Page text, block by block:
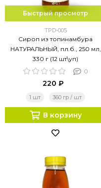
Быстрый просмотр
TPD-005
Сироп из топинамбура
НАТУРАЛЬНЫЙ, пл.б., 250 мл,
330 г (12 шт\уп)
0
220 ₽
1 шт 360 гр / шт
В корзину